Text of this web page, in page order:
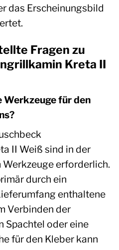
das Erscheinungsbild
Fragen zu
Kreta II
Werkzeuge für den
II Weiß sind in der
Werkzeuge erforderlich.
durch ein
enthaltene
Verbinden der
Spachtel oder eine
für den Kleber kann